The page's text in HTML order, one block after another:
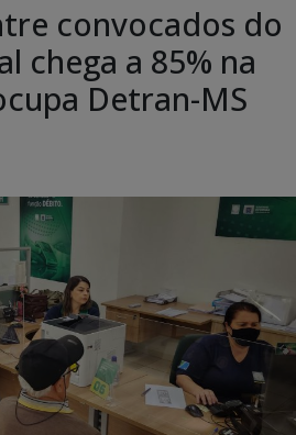
convocados do
chega a 85% na
Detran-MS